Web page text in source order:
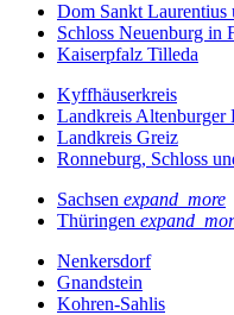
Dom Sankt Laurentius
Schloss Neuenburg in
Kaiserpfalz Tilleda
Kyffhäuserkreis
Landkreis Altenburger
Landkreis Greiz
Ronneburg, Schloss
Sachsen expand_more
Thüringen
Nenkersdorf
Gnandstein
Kohren-Sahlis